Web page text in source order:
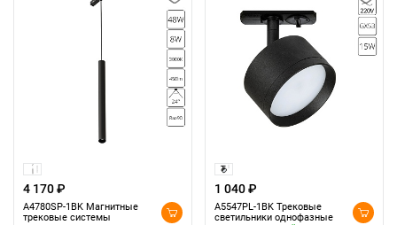
4 170 ₽
A4780SP-1BK Магнитные
трековые системы
1 040 ₽
A5547PL-1BK Трековые
светильники однофазные